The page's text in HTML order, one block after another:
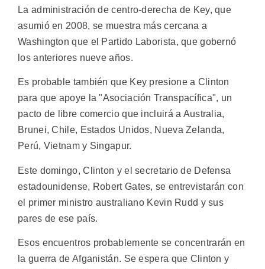
La administración de centro-derecha de Key, que
asumió en 2008, se muestra más cercana a
Washington que el Partido Laborista, que gobernó
los anteriores nueve años.
Es probable también que Key presione a Clinton
para que apoye la "Asociación Transpacífica", un
pacto de libre comercio que incluirá a Australia,
Brunei, Chile, Estados Unidos, Nueva Zelanda,
Perú, Vietnam y Singapur.
Este domingo, Clinton y el secretario de Defensa
estadounidense, Robert Gates, se entrevistarán con
el primer ministro australiano Kevin Rudd y sus
pares de ese país.
Esos encuentros probablemente se concentrarán en
la guerra de Afganistán. Se espera que Clinton y